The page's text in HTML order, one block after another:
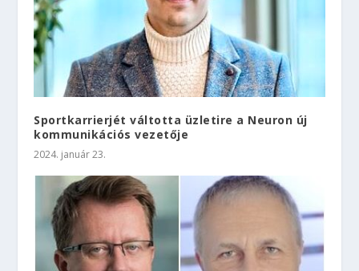
Sportkarrierjét váltotta üzletire a Neuron új
kommunikációs vezetője
2024. január 23.